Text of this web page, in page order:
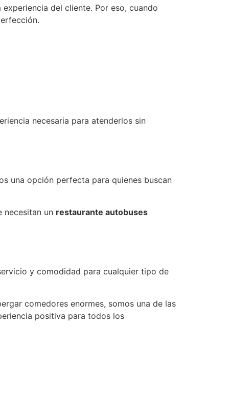
del cliente. Por eso, cuando
necesaria para atenderlos sin
una opción perfecta para quienes buscan
necesitan un restaurante autobuses
y comodidad para cualquier tipo de
comedores enormes, somos una de las
positiva para todos los